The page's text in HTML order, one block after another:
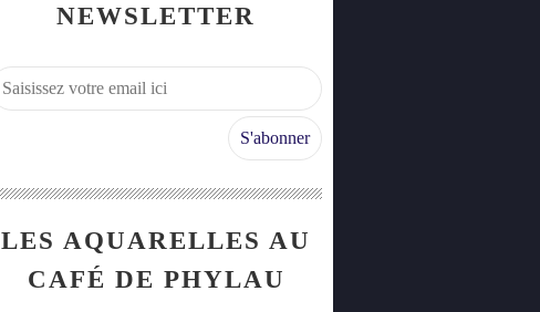
NEWSLETTER
LES AQUARELLES AU
CAFÉ DE PHYLAU